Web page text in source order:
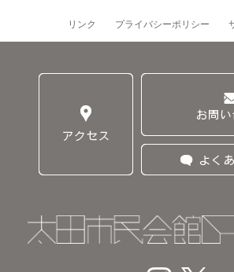
リンク プライバシーポリシー